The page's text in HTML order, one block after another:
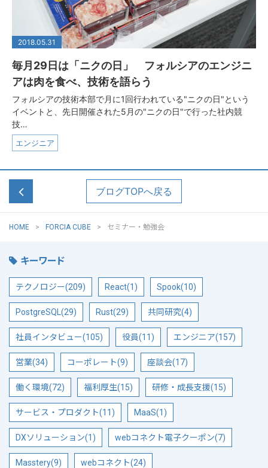
2018.05.31
毎月29日は「ニクの日」 フォルシアのエンジニ
アは肉を食べ、技術を語らう
フォルシアの技術本部で月に1回行われている"ニクの日"という
イベントと、先日開催された5月の"ニクの日"で行った社内競
技…
エンジニア
ブログTOPへ戻る
HOME FORCIA CUBE セミナー・勉強会
キーワード
テクノロジー(209) React(1) Spook(10)
PostgreSQL(29) Rust(29) 共同研究(4)
社員インタビュー(105) 役員(11) エンジニア(157)
営業(34) コーポレート(9) 座談会(17)
働く環境(72) 福利厚生(15) 研修・成長支援(15)
サービス・プロダクト(11) MaaS(1)
DXソリューション(1) webコネクト電子クーポン(7)
Masstery(9) webコネクト(24)